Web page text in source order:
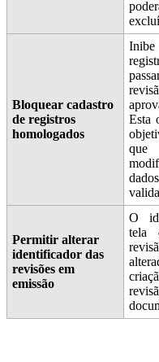
Bloquear cadastro
de registros
homologados
Inibe
Esta
que
Permitir alterar
identificador das
revisões em
emissão
O
tela